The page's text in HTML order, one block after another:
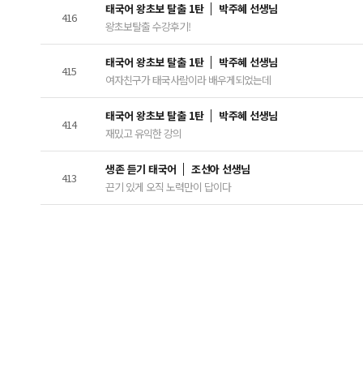
416
태국어 왕초보 탈출 1탄
박주혜 선생님
왕초보탈출 수강후기!
415
태국어 왕초보 탈출 1탄
박주혜 선생님
여자친구가 태국사람이라 배우게되었는데
414
태국어 왕초보 탈출 1탄
박주혜 선생님
재밌고 유익한 강의
413
생존 듣기 태국어
조선아 선생님
끈기 있게 오직 노력만이 답이다